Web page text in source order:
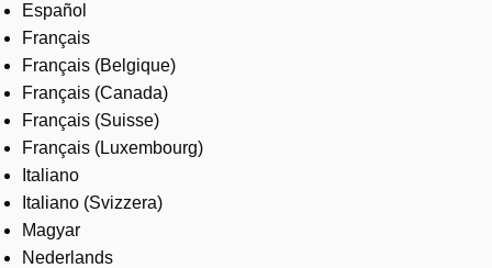
Español
Français
Français (Belgique)
Français (Canada)
Français (Suisse)
Français (Luxembourg)
Italiano
Italiano (Svizzera)
Magyar
Nederlands